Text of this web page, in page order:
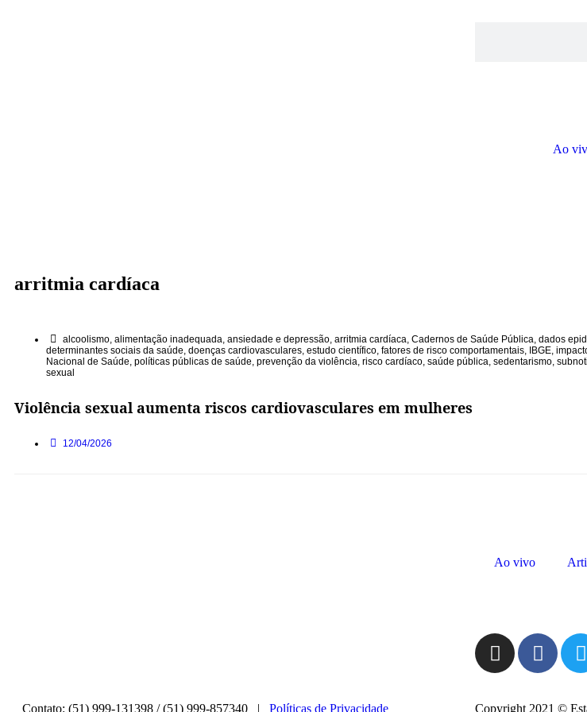
Ao
arritmia cardíaca
alcoolismo, alimentação inadequada, ansiedade e depressão, arritmia cardíaca, Cadernos de Saúde Pública, dados
determinantes sociais da saúde, doenças cardiovasculares, estudo científico, fatores de risco comportamentais, IBGE,
Nacional de Saúde, políticas públicas de saúde, prevenção da violência, risco cardíaco, saúde pública, sedentarismo,
sexual
Violência sexual aumenta riscos cardiovasculares em mulheres
12/04/2026
Ao vivo
Contato: (51) 999-131398 / (51) 999-857340 | Políticas de Privacidade Copyright 2021 ©